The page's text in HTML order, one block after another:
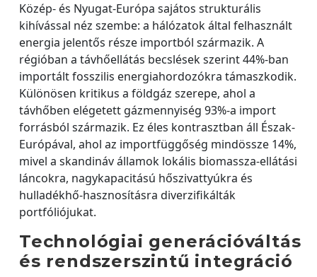
Közép- és Nyugat-Európa sajátos strukturális
kihívással néz szembe: a hálózatok által felhasznált
energia jelentős része importból származik. A
régióban a távhőellátás becslések szerint 44%-ban
importált fosszilis energiahordozókra támaszkodik.
Különösen kritikus a földgáz szerepe, ahol a
távhőben elégetett gázmennyiség 93%-a import
forrásból származik. Ez éles kontrasztban áll Észak-
Európával, ahol az importfüggőség mindössze 14%,
mivel a skandináv államok lokális biomassza-ellátási
láncokra, nagykapacitású hőszivattyúkra és
hulladékhő-hasznosításra diverzifikálták
portfóliójukat.
Technológiai generációváltás
és rendszerszintű integráció